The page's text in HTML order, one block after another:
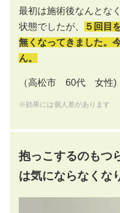
最初は施術後なんとな
状態でしたが、
５回目
無くなってきました。
ん。
（高松市 60代 女性)
※効果には個人差があります
抱っこするのもつ
は気にならなくな